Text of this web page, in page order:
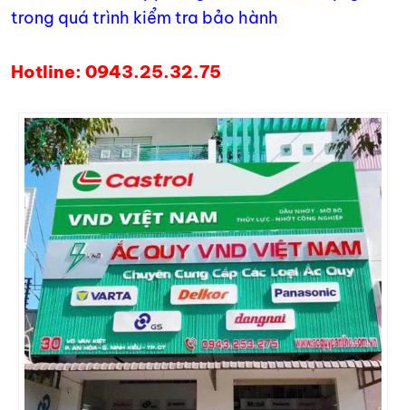
trong quá trình kiểm tra bảo hành
Hotline: 0943.25.32.75